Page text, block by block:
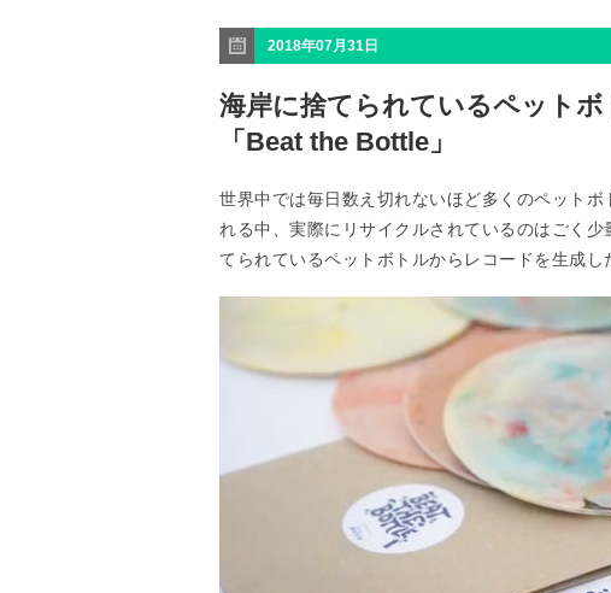
2018年07月31日
海岸に捨てられているペット
「Beat the Bottle」
世界中では毎日数え切れないほど多くのペット
れる中、実際にリサイクルされているのはごく
てられているペットボトルからレコードを生成し